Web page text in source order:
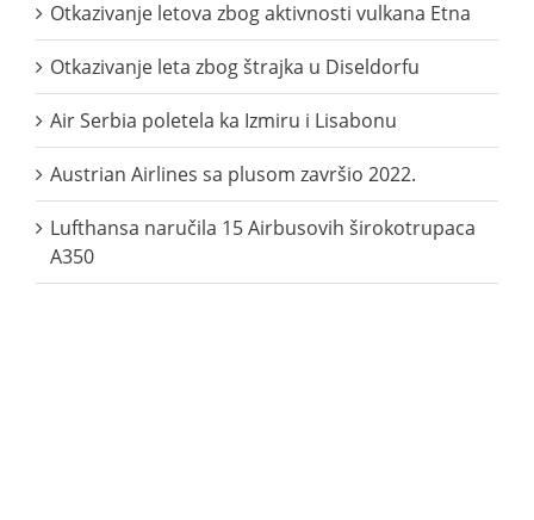
Otkazivanje letova zbog aktivnosti vulkana Etna
Otkazivanje leta zbog štrajka u Diseldorfu
Air Serbia poletela ka Izmiru i Lisabonu
Austrian Airlines sa plusom završio 2022.
Lufthansa naručila 15 Airbusovih širokotrupaca
A350